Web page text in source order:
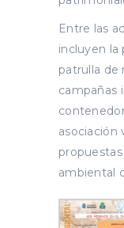
Entre las
incluyen la
patrulla de
campañas
asociación
ambiental